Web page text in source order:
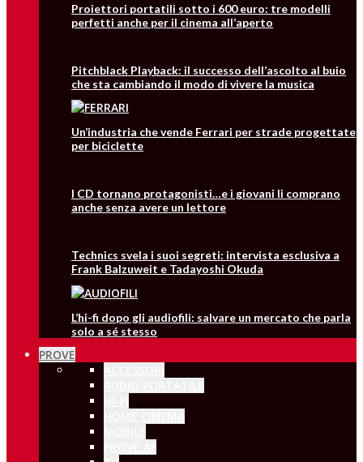
Proiettori portatili sotto i 600 euro: tre modelli
perfetti anche per il cinema all’aperto
Pitchblack Playback: il successo dell’ascolto al buio
che sta cambiando il modo di vivere la musica
Un’industria che vende Ferrari per strade progettate
per biciclette
I CD tornano protagonisti…e i giovani li comprano
anche senza avere un lettore
Technics svela i suoi segreti: intervista esclusiva a
Frank Balzuweit e Tadayoshi Okuda
L’hi-fi dopo gli audiofili: salvare un mercato che parla
solo a sé stesso
PROVE